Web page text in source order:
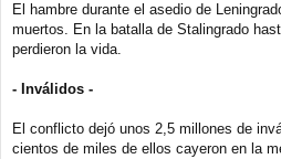
El hambre durante el asedio de
muertos. En la batalla de Stalingrado
perdieron la vida.
- Inválidos -
El conflicto dejó unos 2,5 millones de
cientos de miles de ellos cayeron en la